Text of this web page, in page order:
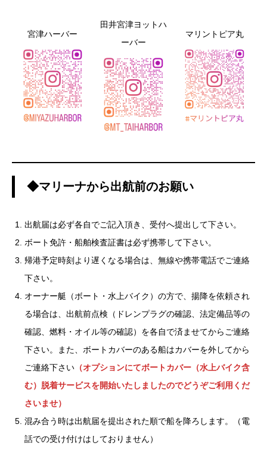
宮津ハーバー
田井宮津ヨットハ
ーバー
マリントピア丸
◆マリーナから出航前のお願い
出航届は必ず各自でご記入頂き、受付へ提出して下さい。
ボート免許・船舶検査証書は必ず携帯して下さい。
帰港予定時刻より遅くなる場合は、無線や携帯電話でご連絡
下さい。
オーナー艇（ボート・水上バイク）の方で、揚降を依頼され
る場合は、出航前点検（ドレンプラグの確認、法定備品等の
確認、燃料・オイル等の確認）を各自で済ませてからご連絡
下さい。また、ボートカバーのある船はカバーを外してから
ご連絡下さい （オプションにてボートカバー（水上バイク含
む）脱着サービスを開始いたしましたのでどうぞご利用くだ
さいませ）
混み合う時は出航届を提出された順で船を降ろします。（電
話での受け付けはしておりません）